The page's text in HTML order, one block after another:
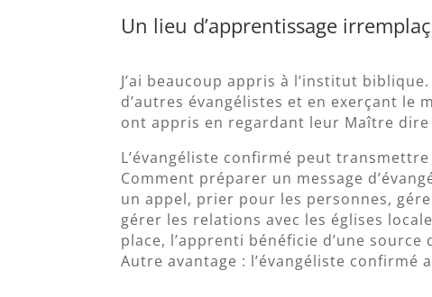
Un lieu d’apprentissage
J’ai beaucoup appris à l’institut
d’autres évangélistes et en exerçant le
ont appris en regardant leur Maître
L’évangéliste confirmé peut
Comment préparer un message
un appel, prier pour les personnes,
gérer les relations avec les églises
place, l’apprenti bénéficie d’une
Autre avantage : l’évangéliste confirmé